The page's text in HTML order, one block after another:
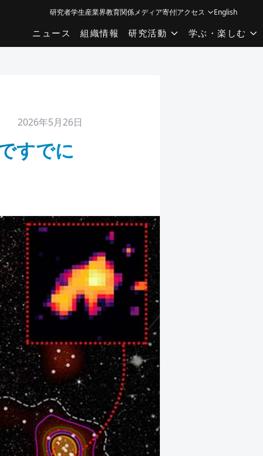
ニュース 組織情報 研究活動 学ぶ・楽しむ
研究者学生産業界教育関係メディア寄付アクセス English
2026年5月26日
すでに